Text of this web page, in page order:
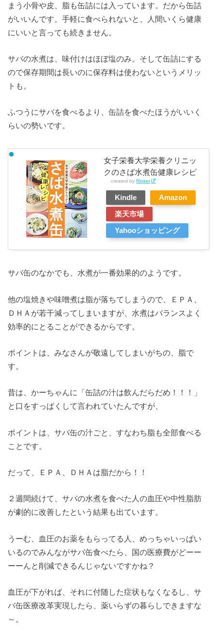
まう小骨や皮、脂も缶詰には入っています。だから缶詰
がいいんです。手軽に食べられないと、人間いくら健康
にいいと言っても続きません。
サバの水煮は、味付けはほぼ塩のみ。そして缶詰にする
ので保存期間は長いのに保存料は使わないというメリッ
トも。
ふつうにサバを食べるより、缶詰を食べたほうがいいく
らいの勢いです。
女子栄養大学栄養クリニッ
クのさば水煮缶健康レシピ
created byRinker
Kindle Amazon
楽天市場
Yahooショッピング
サバ缶のなかでも、水煮が一番効果的のようです。
他の塩焼きや味噌煮は脂が落ちてしまうので、ＥＰＡ、
ＤＨＡが若干減ってしまいますが、水煮はバランスよく
効率的にとることができるからです。
ポイントは、みなさんが敬遠してしまいがちの、脂で
す。
昔は、かーちゃんに「缶詰の汁は飲んだらだめ！！！」
と口をすっぱくして言われていたんですが、
ポイントは、サバ缶の汁ごと、すなわち脂も全部食べる
ことです。
だって、ＥＰＡ、ＤＨＡは脂だから！！
２週間続けて、サバの水煮を食べた人の血圧や中性脂肪
が劇的に改善したという結果も出ています。
うーむ、血圧のお薬をもらってる人、めっちゃいっぱい
いるのでみんながサバ缶食べたら、国の医療費がどーー
ーーんと削減できるんじゃないですかね？
血圧が下がれば、それに付随した症状もなくなるし、サ
バ缶医療改革実現したら、薬いらずの暮らしできますな
～。